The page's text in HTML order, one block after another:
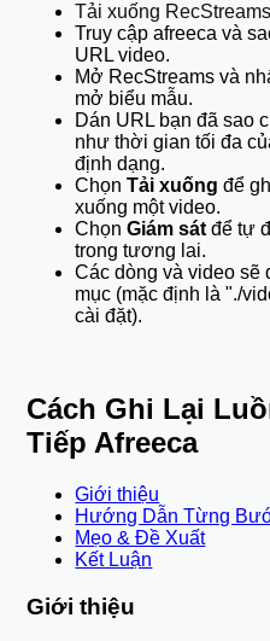
Tải xuống
Truy cập afreeca và
URL video.
Mở RecStreams và
mở biểu mẫu.
Dán URL bạn đã sao
như thời gian tối đa
định dạng.
ChọnTải xuống để
xuống một video.
ChọnGiám sátđể tự
trong tương lai.
Các dòng và video
mục (mặc định là "./
cài đặt).
Cách Ghi Lại
Tiếp Afreeca
Giới thiệu
Hướng Dẫn Từng
Mẹo & Đề Xuất
Kết Luận
Giới thiệu